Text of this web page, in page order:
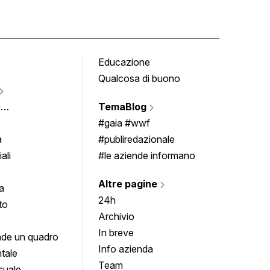
un quadro
Educazione
Qualcosa di buono
TemaBlog
#gaia #wwf
#publiredazionale
#le aziende informano
Altre pagine
24h
Archivio
In breve
Info azienda
Team